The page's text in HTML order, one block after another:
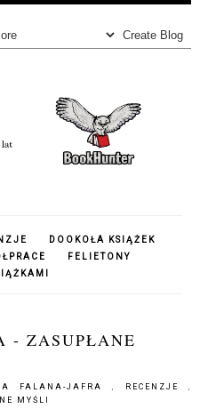
DOOKOŁA KSIĄŻEK
FELIETONY
- ZASUPŁANE
FALANA-JAFRA, RECENZJE,
MYŚLI